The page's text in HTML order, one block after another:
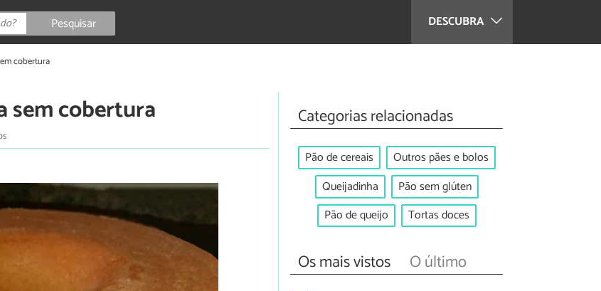
DESCUBRA
Pesquisar
cobertura
sem cobertura Categorias relacionadas
Pão de cereais
Outros pães e bolos
Queijadinha
Pão sem glúten
Pão de queijo
Tortas doces
Os mais vistos O último